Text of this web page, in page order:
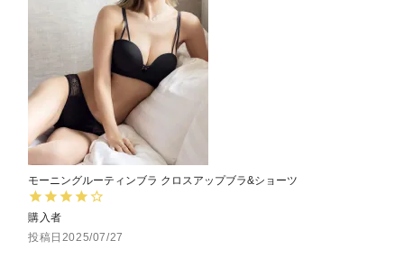
モーニングルーティンブラ クロスアップブラ&ショーツ
購入者
投稿日 2025/07/27